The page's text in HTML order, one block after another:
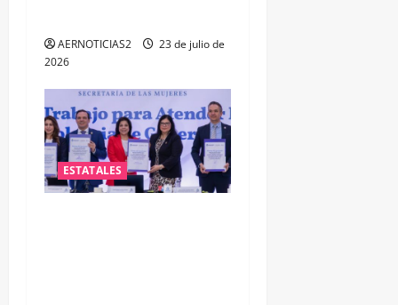
AERNOTICIAS2
23 de julio de
2026
ESTATALES